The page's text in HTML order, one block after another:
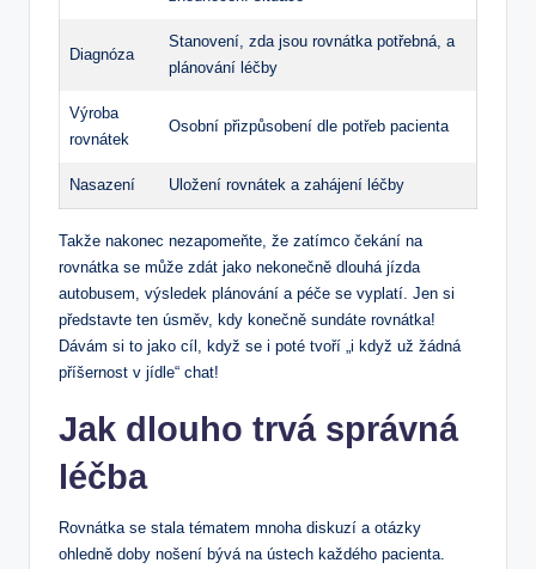
Diagnóza
Stanovení, zda jsou rovnátka potřebná, a
plánování léčby
Výroba
rovnátek
Osobní přizpůsobení dle potřeb pacienta
Nasazení Uložení rovnátek a zahájení léčby
Takže nakonec nezapomeňte, že zatímco čekání na
rovnátka se může zdát jako nekonečně dlouhá jízda
autobusem, výsledek plánování a péče se vyplatí. Jen si
představte ten úsměv, kdy konečně sundáte rovnátka!
Dávám si to jako cíl, když se i poté tvoří „i když už žádná
příšernost v jídle“ chat!
Jak dlouho trvá správná
léčba
Rovnátka se stala tématem mnoha diskuzí a otázky
ohledně doby nošení bývá na ústech každého pacienta.